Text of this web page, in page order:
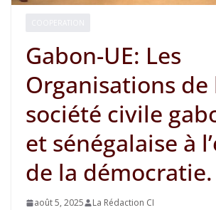
Gabon-UE: Les
Organisations de
société civile
et sénégalaise à
de la démocratie.
août 5, 2025 La Rédaction CI